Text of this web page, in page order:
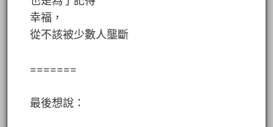
幸福，
從不該被少數人壟斷
=======
最後想說：